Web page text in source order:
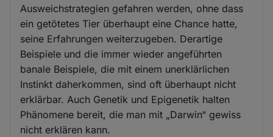
Ausweichstrategien gefahren werden, ohne dass
ein getötetes Tier überhaupt eine Chance hatte,
seine Erfahrungen weiterzugeben. Derartige
Beispiele und die immer wieder angeführten
banale Beispiele, die mit einem unerklärlichen
Instinkt daherkommen, sind oft überhaupt nicht
erklärbar. Auch Genetik und Epigenetik halten
Phänomene bereit, die man mit „Darwin“ gewiss
nicht erklären kann.